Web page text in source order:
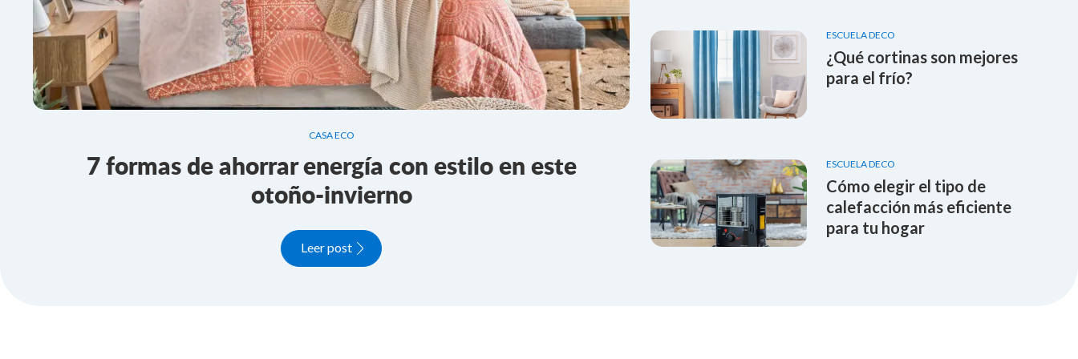
CASA ECO
7 formas de ahorrar energía con estilo en este
otoño-invierno
Leer post
ESCUELA DECO
¿Qué cortinas son mejores
para el frío?
ESCUELA DECO
Cómo elegir el tipo de
calefacción más eficiente
para tu hogar